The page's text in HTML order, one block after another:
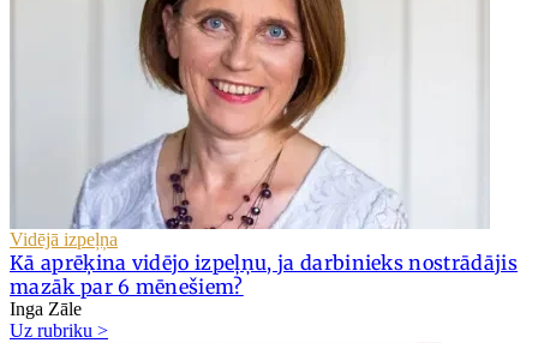
Vidējā izpeļņa
Kā aprēķina vidējo izpeļņu, ja darbinieks nostrādājis
mazāk par 6 mēnešiem?
Inga Zāle
Uz rubriku >